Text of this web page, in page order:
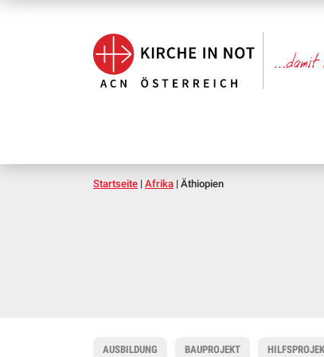
Startseite | Afrika | Äthiopien
AUSBILDUNG BAUPROJEKT